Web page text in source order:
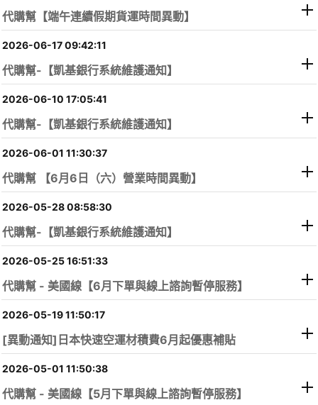
代購幫【端午連續假期貨運時間異動】
2026-06-17 09:42:11
代購幫-【凱基銀行系統維護通知】
2026-06-10 17:05:41
代購幫-【凱基銀行系統維護通知】
2026-06-01 11:30:37
代購幫 【6月6日（六）營業時間異動】
2026-05-28 08:58:30
代購幫-【凱基銀行系統維護通知】
2026-05-25 16:51:33
代購幫 - 美國線【6月下單與線上諮詢暫停服務】
2026-05-19 11:50:17
[異動通知]日本快速空運材積費6月起優惠補貼
2026-05-01 11:50:38
代購幫 - 美國線【5月下單與線上諮詢暫停服務】